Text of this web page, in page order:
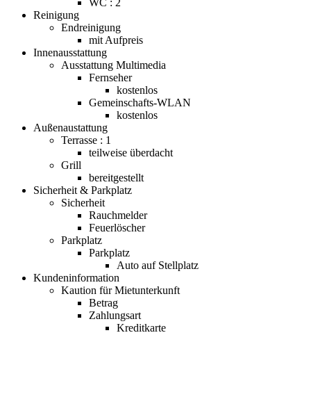
WC : 2
Reinigung
Endreinigung
mit Aufpreis
Innenausstattung
Ausstattung Multimedia
Fernseher
kostenlos
Gemeinschafts-WLAN
kostenlos
Außenaustattung
Terrasse : 1
teilweise überdacht
Grill
bereitgestellt
Sicherheit & Parkplatz
Sicherheit
Rauchmelder
Feuerlöscher
Parkplatz
Parkplatz
Auto auf Stellplatz
Kundeninformation
Kaution für Mietunterkunft
Betrag
Zahlungsart
Kreditkarte